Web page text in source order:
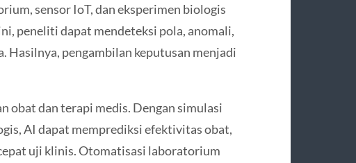
sensor IoT, dan eksperimen biologis
peneliti dapat mendeteksi pola, anomali,
Hasilnya, pengambilan keputusan menjadi
obat dan terapi medis. Dengan simulasi
AI dapat memprediksi efektivitas obat,
uji klinis. Otomatisasi laboratorium